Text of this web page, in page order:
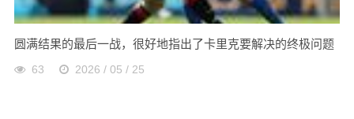
圆满结果的最后一战，很好地指出了卡里克要解决的终极问题
63 2026 / 05 / 25